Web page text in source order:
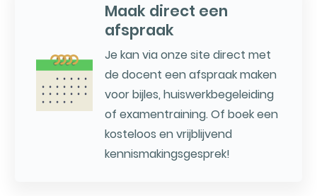
Maak direct een
afspraak
Je kan via onze site direct met
de docent een afspraak maken
voor bijles, huiswerkbegeleiding
of examentraining. Of boek een
kosteloos en vrijblijvend
kennismakingsgesprek!